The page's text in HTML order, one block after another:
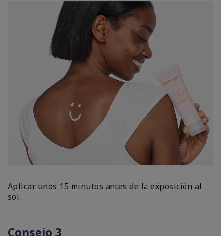
Aplicar unos 15 minutos antes de la exposición al
sol.
Consejo 3